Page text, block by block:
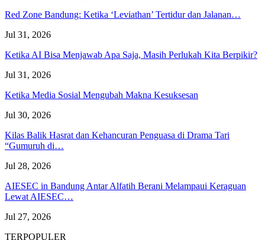
Red Zone Bandung: Ketika ‘Leviathan’ Tertidur dan Jalanan…
Jul 31, 2026
Ketika AI Bisa Menjawab Apa Saja, Masih Perlukah Kita Berpikir?
Jul 31, 2026
Ketika Media Sosial Mengubah Makna Kesuksesan
Jul 30, 2026
Kilas Balik Hasrat dan Kehancuran Penguasa di Drama Tari
“Gumuruh di…
Jul 28, 2026
AIESEC in Bandung Antar Alfatih Berani Melampaui Keraguan
Lewat AIESEC…
Jul 27, 2026
TERPOPULER